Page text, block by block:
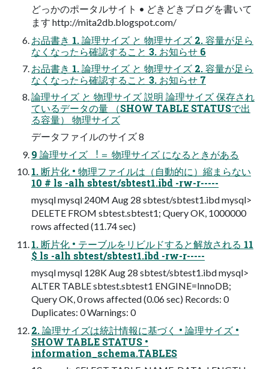
どっかのポータルサイト • どきどきブログを書いて
ます http://mita2db.blogspot.com/
お品書き 1. 論理サイズ と 物理サイズ 2. 容量が⾜ら
なくなったら確認すること 3. お知らせ 6
お品書き 1. 論理サイズ と 物理サイズ 2. 容量が⾜ら
なくなったら確認すること 3. お知らせ 7
論理サイズ と 物理サイズ 説明 論理サイズ 保存され
ているデータの量 （SHOW TABLE STATUSで出
る容量） 物理サイズ
データファイルのサイズ 8
9 論理サイズ ︕＝ 物理サイズ になるときがある
1. 断⽚化 • 物理ファイルは（⾃動的に）縮まらない
10 # ls -alh sbtest/sbtest1.ibd -rw-r-----
mysql mysql 240M Aug 28 sbtest/sbtest1.ibd mysql>
DELETE FROM sbtest.sbtest1; Query OK, 1000000
rows affected (11.74 sec)
1. 断⽚化 • テーブルをリビルドすると解放される 11
$ ls -alh sbtest/sbtest1.ibd -rw-r-----
mysql mysql 128K Aug 28 sbtest/sbtest1.ibd mysql>
ALTER TABLE sbtest.sbtest1 ENGINE=InnoDB;
Query OK, 0 rows affected (0.06 sec) Records: 0
Duplicates: 0 Warnings: 0
2. 論理サイズは統計情報に基づく • 論理サイズ •
SHOW TABLE STATUS •
information_schema.TABLES